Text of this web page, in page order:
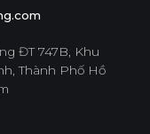
ĐT 747B, Khu
Thành Phố Hồ